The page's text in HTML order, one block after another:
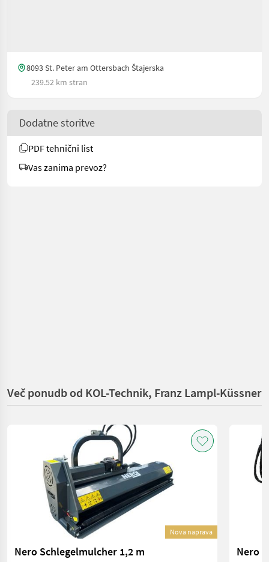
8093 St. Peter am Ottersbach Štajerska
239.52 km stran
Dodatne storitve
PDF tehnični list
Vas zanima prevoz?
Več ponudb od KOL-Technik, Franz Lampl-Küssner
Nova naprava
Nero Schlegelmulcher 1,2 m
Nero